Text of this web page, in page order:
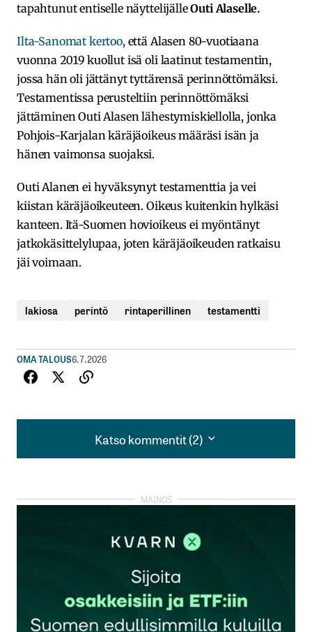
tapahtunut entiselle näyttelijälleOuti Alaselle.
Ilta-Sanomat kertoo, että Alasen 80-vuotiaana
vuonna 2019 kuollut isä oli laatinut testamentin,
jossa hän oli jättänyt tyttärensä perinnöttömäksi.
Testamentissa perusteltiin perinnöttömäksi
jättäminen Outi Alasen lähestymiskiellolla, jonka
Pohjois-Karjalan käräjäoikeus määräsi isän ja
hänen vaimonsa suojaksi.
Outi Alanen ei hyväksynyt testamenttia ja vei
kiistan käräjäoikeuteen. Oikeus kuitenkin hylkäsi
kanteen. Itä-Suomen hovioikeus ei myöntänyt
jatkokäsittelylupaa, joten käräjäoikeuden ratkaisu
jäi voimaan.
lakiosa perintö rintaperillinen testamentti
OMA TALOUS6.7.2026
Katso kommentit (2)
Katso kommentit (2)
Vastaa